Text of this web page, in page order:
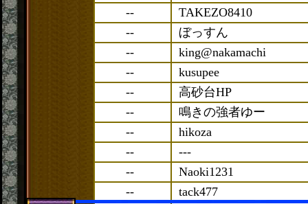
--
TAKEZO8410
--
ぼっすん
--
king@nakamachi
--
kusupee
--
高砂台HP
--
鳴きの強者ゆー
--
hikoza
--
---
--
Naoki1231
--
tack477